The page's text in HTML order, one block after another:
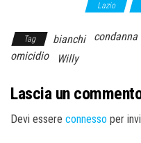
Lazio
Tag bianchi condanna
omicidio
Willy
Lascia un
Devi essere connesso per